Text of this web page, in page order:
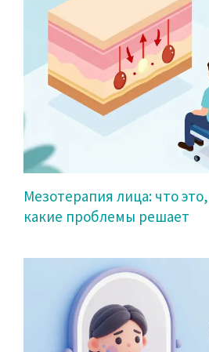
Мезотерапия лица: что
какие проблемы решает